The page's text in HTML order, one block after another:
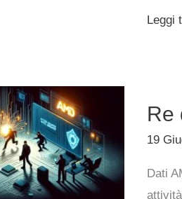
di
Leggi
Re
19
Dati
del
dark
mette